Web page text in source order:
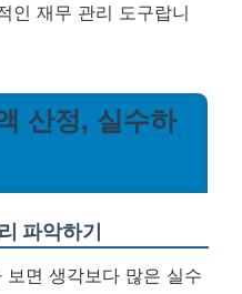
인 재무 관리 도구랍니
산정, 실수하
파악하기
면 생각보다 많은 실수